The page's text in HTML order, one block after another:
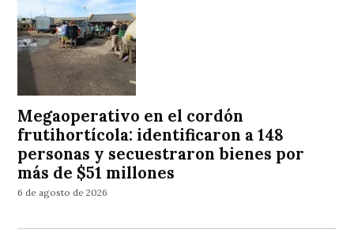
Megaoperativo en el cordón
frutihortícola: identificaron a 148
personas y secuestraron bienes por
más de $51 millones
6 de agosto de 2026